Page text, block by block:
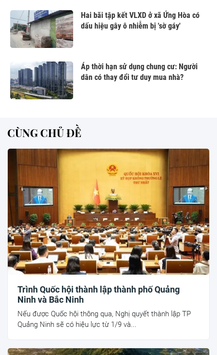
Hai bãi tập kết VLXD ở xã Ứng Hòa có
dấu hiệu gây ô nhiễm bị 'sờ gáy'
Áp thời hạn sử dụng chung cư: Người
dân có thay đổi tư duy mua nhà?
CÙNG CHỦ ĐỀ
Trình Quốc hội thành lập thành phố Quảng
Ninh và Bắc Ninh
Nếu được Quốc hội thông qua, Nghị quyết thành lập TP
Quảng Ninh sẽ có hiệu lực từ 1/9 và...